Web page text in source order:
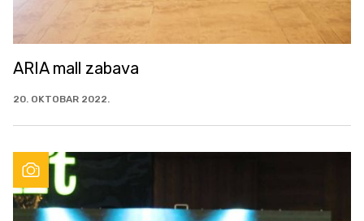
ARIA mall zabava
20. OKTOBAR 2022.